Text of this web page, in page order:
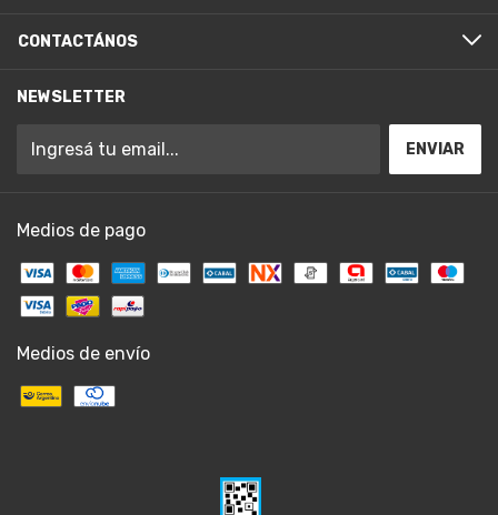
CONTACTÁNOS
NEWSLETTER
Medios de pago
Medios de envío